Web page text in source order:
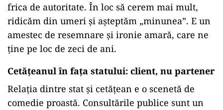
frica de autoritate. În loc să cerem mai mult,
ridicăm din umeri și așteptăm „minunea”. E un
amestec de resemnare și ironie amară, care ne
ține pe loc de zeci de ani.
Cetățeanul în fața statului: client, nu partener
Relația dintre stat și cetățean e o scenetă de
comedie proastă. Consultările publice sunt un